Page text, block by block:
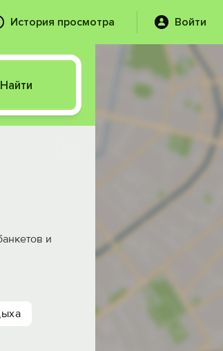
История просмотра Войти
Найти
и